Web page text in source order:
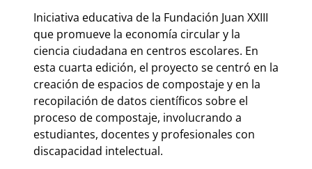
Iniciativa educativa de la Fundación Juan XXIII
que promueve la economía circular y la
ciencia ciudadana en centros escolares. En
esta cuarta edición, el proyecto se centró en la
creación de espacios de compostaje y en la
recopilación de datos científicos sobre el
proceso de compostaje, involucrando a
estudiantes, docentes y profesionales con
discapacidad intelectual.